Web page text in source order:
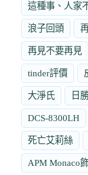
這種事、人家
浪子回頭
再見不要再見
tinder評價
大淨氏 日
DCS-8300LH
死亡艾莉絲
APM Monaco